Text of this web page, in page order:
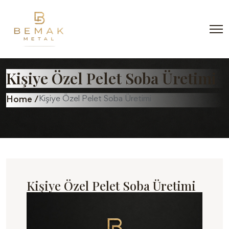
Kişiye Özel Pelet Soba Üretimi
Home / Kişiye Özel Pelet Soba Üretimi
Kişiye Özel Pelet Soba Üretimi